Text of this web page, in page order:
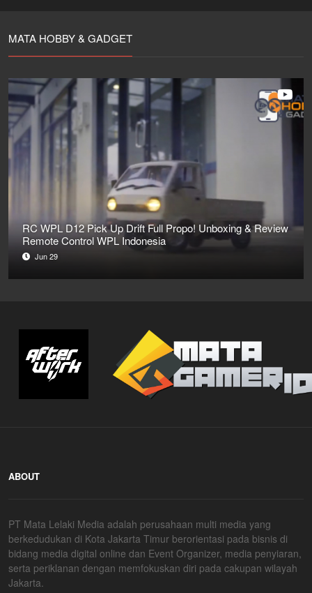
MATA HOBBY & GADGET
RC WPL D12 Pick Up Drift Full Propo! Unboxing & Review
Remote Control WPL Indonesia
Jun 29
ABOUT
PT Mata Lelaki Media adalah perusahaan multi media yang
berkedudukan di Kota Jakarta Timur berorientasi pada bisnis di
bidang media digital online dan Event Organizer, media penyiaran,
serta periklanan dengan memfokuskan diri pada cakupan wilayah
Jakarta.